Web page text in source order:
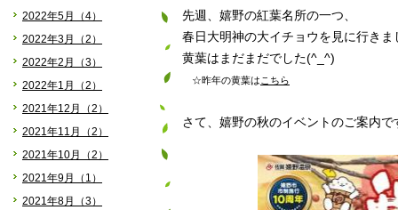
2022年5月（4）
2022年3月（2）
2022年2月（3）
2022年1月（2）
2021年12月（2）
2021年11月（2）
2021年10月（2）
2021年9月（1）
2021年8月（3）
先週、嬉野の紅葉名所の一つ、
春日大明神の大イチョウを見に行きま
黄葉はまだまだでした(^_^)
☆昨年の黄葉は こちら
さて、嬉野の秋のイベントのご案内で